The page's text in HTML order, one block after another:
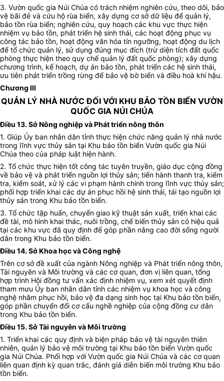
3. Vườn quốc gia Núi Chúa có trách nhiệm nghiên cứu, theo dõi, bảo
vệ bãi đẻ và cứu hộ rùa biển, xây dựng cơ sở dữ liệu để quản lý,
bảo tồn rùa biển; nghiên cứu, quy hoạch các khu vực thực hiện
nhiệm vụ bảo tồn, phát triển hệ sinh thái, các hoạt động phục vụ
công tác bảo tồn, hoạt động văn hóa tín ngưỡng, hoạt động du lịch
để tổ chức quản lý, sử dụng đúng mục đích (trừ diện tích đất quốc
phòng thực hiện theo quy chế quản lý đất quốc phòng); xây dựng
chương trình, kế hoạch, dự án bảo tồn, phát triển các hệ sinh thái,
ưu tiên phát triển trồng rừng để bảo vệ bờ biển và điều hoà khí hậu.
Chương III
QUẢN LÝ NHÀ NƯỚC ĐỐI VỚI KHU BẢO TỒN BIỂN VƯỜN
QUỐC GIA NÚI CHÚA
Điều 13. Sở Nông nghiệp và Phát triển nông thôn
1. Giúp Ủy ban nhân dân tỉnh thực hiện chức năng quản lý nhà nước
trong lĩnh vực thủy sản tại Khu bảo tồn biển Vườn quốc gia Núi
Chúa theo của pháp luật hiện hành.
2. Tổ chức thực hiện tốt công tác tuyên truyền, giáo dục cộng đồng
về bảo vệ và phát triển nguồn lợi thủy sản; tiến hành thanh tra, kiểm
tra, kiểm soát, xử lý các vi phạm hành chính trong lĩnh vực thủy sản;
phối hợp triển khai các dự án phục hồi hệ sinh thái, tái tạo nguồn lợi
thủy sản trong Khu bảo tồn biển.
3. Tổ chức tập huấn, chuyển giao kỹ thuật sản xuất, triển khai các
đề tài, mô hình khai thác, nuôi trồng, chế biến thủy sản có hiệu quả
tại các khu vực đã quy định để góp phần nâng cao đời sống người
dân trong Khu bảo tồn biển.
Điều 14. Sở Khoa học và Công nghệ
Trên cơ sở đề xuất của ngành Nông nghiệp và Phát triển nông thôn,
Tài nguyên và Môi trường và các cơ quan, đơn vị liên quan, tổng
hợp trình Hội đồng tư vấn xác định nhiệm vụ, xem xét quyết định
tham mưu Ủy ban nhân dân tỉnh các nhiệm vụ khoa học và công
nghệ nhằm phục hồi, bảo vệ đa dạng sinh học tại Khu bảo tồn biển,
góp phần chuyển đổi cơ cấu nghề nghiệp của cộng đồng cư dân
trong Khu bảo tồn biển.
Điều 15. Sở Tài nguyên và Môi trường
1. Triển khai các quy định và biện pháp bảo vệ tài nguyên thiên
nhiên, quản lý bảo vệ môi trường tại Khu bảo tồn biển Vườn quốc
gia Núi Chúa. Phối hợp với Vườn quốc gia Núi Chúa và các cơ quan
liên quan định kỳ quan trắc, đánh giá diễn biến môi trường Khu bảo
tồn biển.